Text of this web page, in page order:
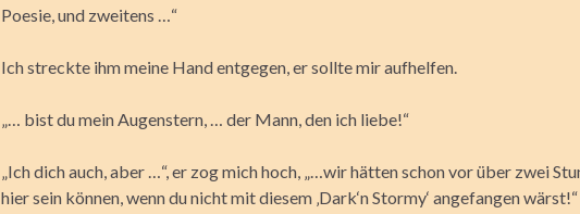
Poesie, und zweitens …“
Ich streckte ihm meine Hand entgegen, er sollte mir aufhelfen.
„… bist du mein Augenstern, … der Mann, den ich liebe!“
„Ich dich auch, aber …“, er zog mich hoch, „…wir hätten schon vor über zwei
hier sein können, wenn du nicht mit diesem ‚Dark‘n Stormy‘ angefangen wärst!“